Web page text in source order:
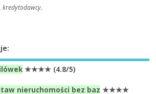
kredytodawcy.
★★★★ (4.8/5)
nieruchomości bez baz ★★★★